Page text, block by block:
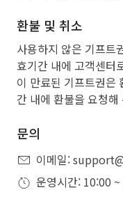
환불 및 취소
사용하지 않은 기프트
효기간 내에 고객센터
이 만료된 기프트권은
간 내에 환불을 요청
문의
이메일:
운영시간: 10:00